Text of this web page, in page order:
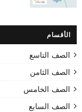
الأقسام
الصف التاسع
الصف الثامن
الصف الخامس
الصف السابع